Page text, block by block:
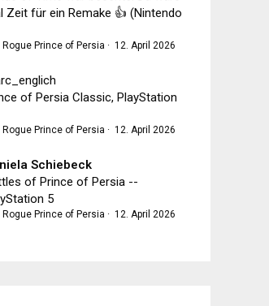
Zeit für ein Remake 👍 (Nintendo
Prince of Persia · 12. April 2026
of Persia Classic, PlayStation
Prince of Persia · 12. April 2026
Schiebeck
of Prince of Persia --
5
Prince of Persia · 12. April 2026